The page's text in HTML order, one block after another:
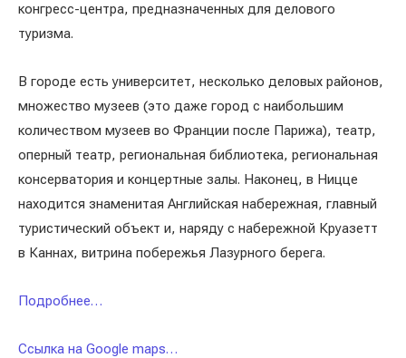
конгресс-центра, предназначенных для делового
туризма.
В городе есть университет, несколько деловых районов,
множество музеев (это даже город с наибольшим
количеством музеев во Франции после Парижа), театр,
оперный театр, региональная библиотека, региональная
консерватория и концертные залы. Наконец, в Ницце
находится знаменитая Английская набережная, главный
туристический объект и, наряду с набережной Круазетт
в Каннах, витрина побережья Лазурного берега.
Подробнее…
Ссылка на Google maps…